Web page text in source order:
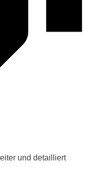
und detailliert